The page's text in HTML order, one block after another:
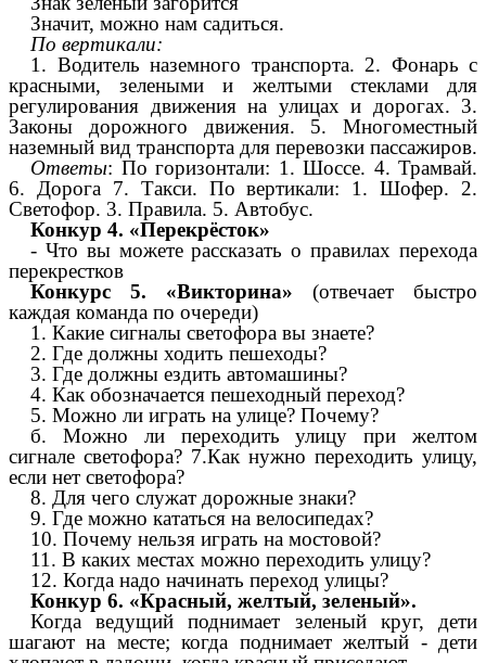
Значит, можно нам садиться.
По вертикали:
1. Водитель наземного транспорта. 2. Фонарь с
красными, зелеными и желтыми стеклами для
регулирования движения на улицах и дорогах. 3.
Законы дорожного движения. 5. Многоместный
наземный вид транспорта для перевозки пассажиров.
Ответы: По горизонтали: 1. Шоссе. 4. Трамвай.
6. Дорога 7. Такси. По вертикали: 1. Шофер. 2.
Светофор. 3. Правила. 5. Автобус.
Конкур 4. «Перекрёсток»
- Что вы можете рассказать о правилах перехода
перекрестков
Конкурс 5. «Викторина» (отвечает быстро
каждая команда по очереди)
1. Какие сигналы светофора вы знаете?
2. Где должны ходить пешеходы?
3. Где должны ездить автомашины?
4. Как обозначается пешеходный переход?
5. Можно ли играть на улице? Почему?
б. Можно ли переходить улицу при желтом
сигнале светофора? 7.Как нужно переходить улицу,
если нет светофора?
8. Для чего служат дорожные знаки?
9. Где можно кататься на велосипедах?
10. Почему нельзя играть на мостовой?
11. В каких местах можно переходить улицу?
12. Когда надо начинать переход улицы?
Конкур 6. «Красный, желтый, зеленый».
Когда ведущий поднимает зеленый круг, дети
шагают на месте; когда поднимает желтый - дети